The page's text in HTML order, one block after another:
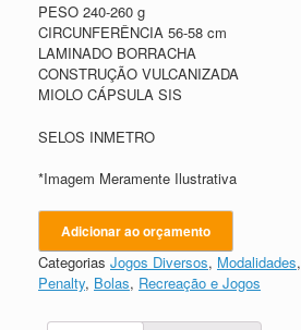
PESO 240-260 g
CIRCUNFERÊNCIA 56-58 cm
LAMINADO BORRACHA
CONSTRUÇÃO VULCANIZADA
MIOLO CÁPSULA SIS
SELOS INMETRO
*Imagem Meramente Ilustrativa
Adicionar ao orçamento
Categorias Jogos Diversos, Modalidades,
Penalty, Bolas, Recreação e Jogos